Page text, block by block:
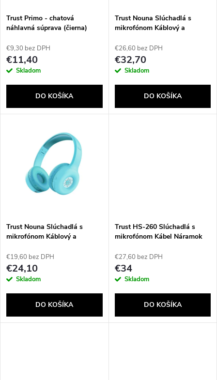
e
p
r
d
o
v
s
p
r
o
d
v
Trust Primo - chatová
náhlavná súprava (čierna)
€9,30 bez DPH
€11,40
Skladom
DO KOŠÍKA
Trust Nouna Slúchadlá s
mikrofónom Káblový a
hudba USB Typ-C Bluetooth
Ružová
€26,60 bez DPH
€32,70
Skladom
DO KOŠÍKA
Trust Nouna Slúchadlá s
mikrofónom Káblový a
hudba USB Typ-C Bluetooth
Modrá
€19,60 bez DPH
€24,10
Skladom
DO KOŠÍKA
Trust HS-260 Slúchadlá s
mikrofónom Kábel Náramok
centrum USB Typ-A Čierna
€27,60 bez DPH
€34
Skladom
DO KOŠÍKA